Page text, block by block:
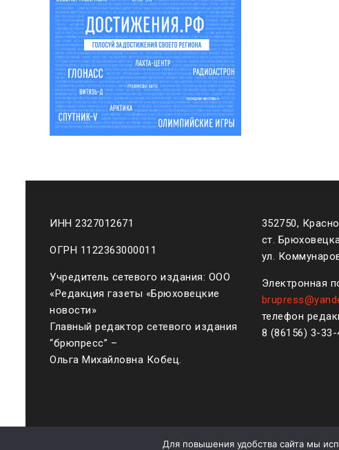
ИНН 2327012671
ОГРН 1122363000011
Учредитель сетевого издания: ООО
«Редакция газеты «Брюховецкие
новости»
Главный редактор сетевого издания
“брюпресс” –
Ольга Михайловна Кобец.
352750,
ст.
ул.
Электронная
телефон
8 (861 56) 3-33-
Для повышения удобства сайта мы